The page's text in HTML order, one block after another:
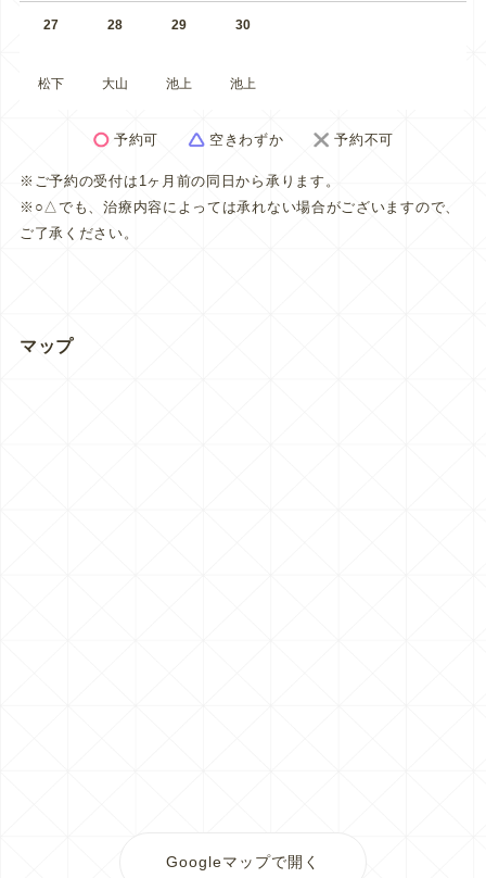
27
松下
28
大山
29
池上
30
池上
予約可 空きわずか 予約不可
※ご予約の受付は1ヶ月前の同日から承ります。
※○△でも、治療内容によっては承れない場合がございますので、
ご了承ください。
マップ
Googleマップで開く